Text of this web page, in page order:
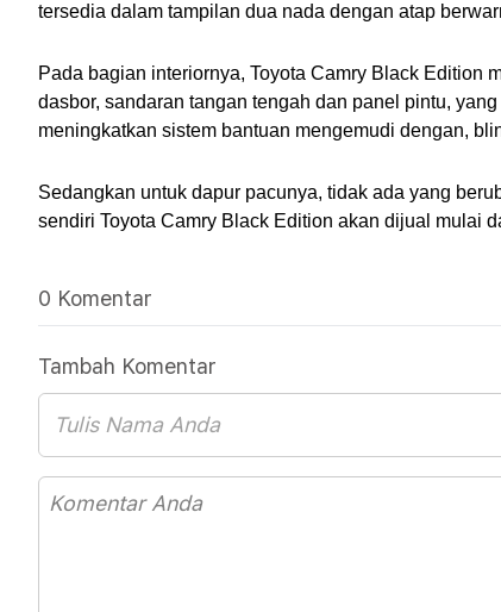
tersedia dalam tampilan dua nada dengan atap
Pada bagian interiornya, Toyota Camry Black Edition
dasbor, sandaran tangan tengah dan panel pintu,
meningkatkan sistem bantuan mengemudi dengan,
Sedangkan untuk dapur pacunya, tidak ada yang
sendiri Toyota Camry Black Edition akan dijual mulai
0 Komentar
Tambah Komentar